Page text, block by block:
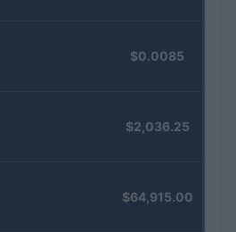
$0.0085
$2,036.25
$64,915.00